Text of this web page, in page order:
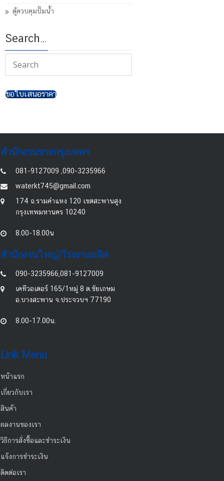
ตู้ควบคุมปั๊มน้ำ
Search…
ขอใบเสนอราคา
สำนักงานขายกรุงเทพฯ
081-9127009 ,090-3235966
waterkt745@gmail.com
174 ถ.รามคำแหง 120 เขตสะพานสูง
กรุงเทพมหานคร 10240
8.00-18.00น
สำนักงานใหญ่/โรงงานผลิต
090-3235966,081-9127009
เคทีวอเตอร์ 165/1หมู่ 8 ต.ชัยเกษม
อ.บางสะพาน จ.ประจวบฯ 77190
8.00-17.00น.
Link Menu
หน้าแรก
เกี่ยวกับเรา
สินค้า
ผลงานของเรา
วิธีการสั่งซื้อและชำระเงิน
แจ้งการชำระเงิน
ติดต่อเรา